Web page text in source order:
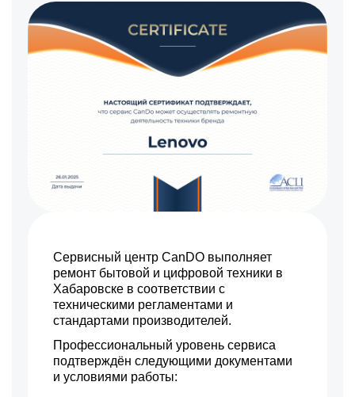
Сервисный центр CanDO выполняет
ремонт бытовой и цифровой техники в
Хабаровске в соответствии с
техническими регламентами и
стандартами производителей.
Профессиональный уровень сервиса
подтверждён следующими документами
и условиями работы: